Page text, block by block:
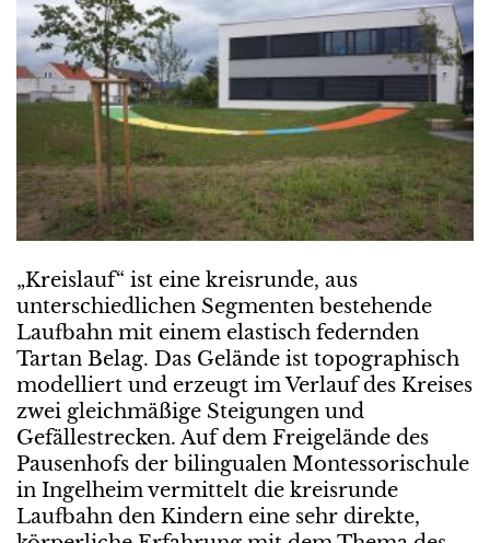
„Kreislauf“ ist eine kreisrunde, aus
unterschiedlichen Segmenten bestehende
Laufbahn mit einem elastisch federnden
Tartan Belag. Das Gelände ist topographisch
modelliert und erzeugt im Verlauf des Kreises
zwei gleichmäßige Steigungen und
Gefällestrecken. Auf dem Freigelände des
Pausenhofs der bilingualen Montessorischule
in Ingelheim vermittelt die kreisrunde
Laufbahn den Kindern eine sehr direkte,